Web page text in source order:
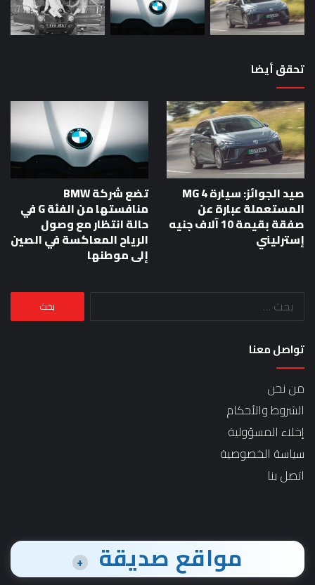
تحقق أيضا
صيد الجوائز: سيارة MG 4
المستعملة عبارة عن
صفقة بقيمة 10 آلاف جنيه
إسترليني
تضع شركة BMW
منافستها من الفئة G في
حالة انتظار مع وصول
الرياح المعاكسة في الصين
إلى موطنها
البحث
تواصل معنا
من نحن
الشروط والأحكام
إخلاء المسؤولية
سياسة الخصوصية
اتصل بنا
مواقع صديقة +